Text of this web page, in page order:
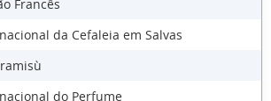
Francês
da Cefaleia em Salvas
do Perfume